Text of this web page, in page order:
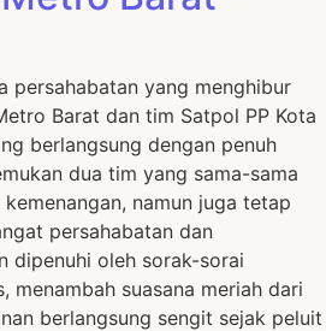
persahabatan yang menghibur
Barat dan tim Satpol PP Kota
berlangsung dengan penuh
dua tim yang sama-sama
namun juga tetap
persahabatan dan
dipenuhi oleh sorak-sorai
menambah suasana meriah dari
berlangsung sengit sejak peluit